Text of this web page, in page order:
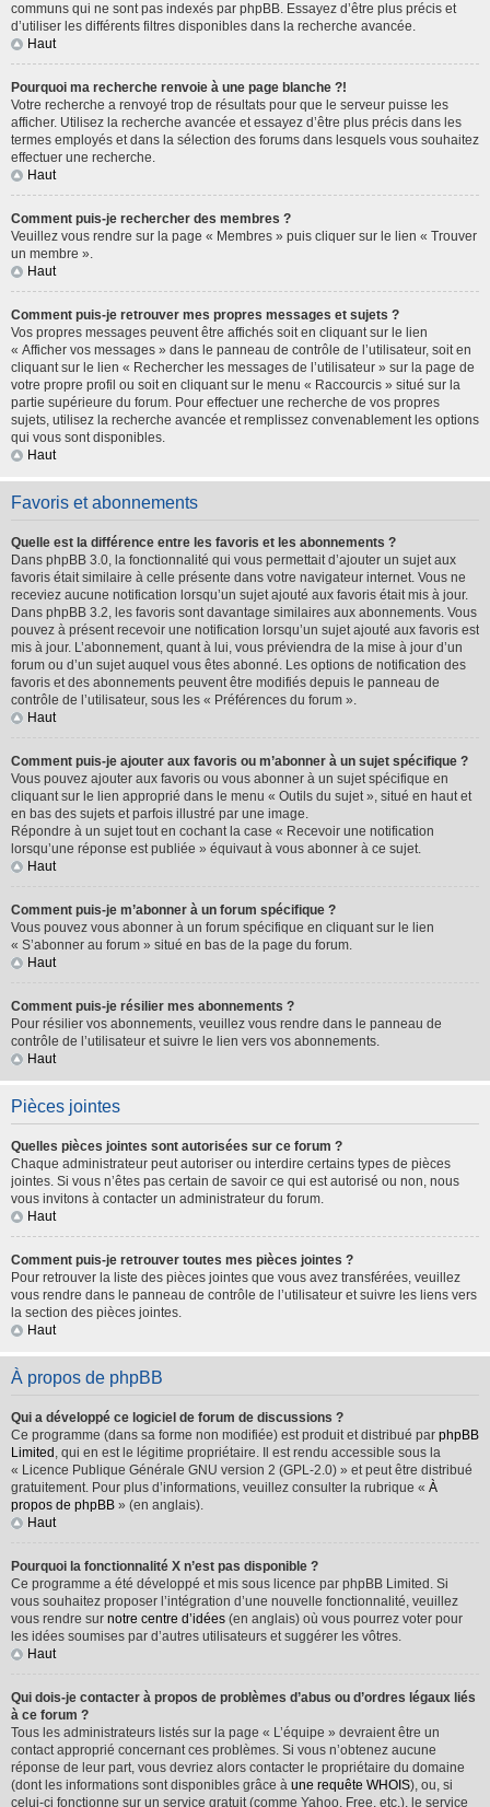
communs qui ne sont pas indexés par phpBB. Essayez d’être plus précis et
d’utiliser les différents filtres disponibles dans la recherche avancée.
Haut
Pourquoi ma recherche renvoie à une page blanche ?!
Votre recherche a renvoyé trop de résultats pour que le serveur puisse les
afficher. Utilisez la recherche avancée et essayez d’être plus précis dans les
termes employés et dans la sélection des forums dans lesquels vous souhaitez
effectuer une recherche.
Haut
Comment puis-je rechercher des membres ?
Veuillez vous rendre sur la page « Membres » puis cliquer sur le lien « Trouver
un membre ».
Haut
Comment puis-je retrouver mes propres messages et sujets ?
Vos propres messages peuvent être affichés soit en cliquant sur le lien
« Afficher vos messages » dans le panneau de contrôle de l’utilisateur, soit en
cliquant sur le lien « Rechercher les messages de l’utilisateur » sur la page de
votre propre profil ou soit en cliquant sur le menu « Raccourcis » situé sur la
partie supérieure du forum. Pour effectuer une recherche de vos propres
sujets, utilisez la recherche avancée et remplissez convenablement les options
qui vous sont disponibles.
Haut
Favoris et abonnements
Quelle est la différence entre les favoris et les abonnements ?
Dans phpBB 3.0, la fonctionnalité qui vous permettait d’ajouter un sujet aux
favoris était similaire à celle présente dans votre navigateur internet. Vous ne
receviez aucune notification lorsqu’un sujet ajouté aux favoris était mis à jour.
Dans phpBB 3.2, les favoris sont davantage similaires aux abonnements. Vous
pouvez à présent recevoir une notification lorsqu’un sujet ajouté aux favoris est
mis à jour. L’abonnement, quant à lui, vous préviendra de la mise à jour d’un
forum ou d’un sujet auquel vous êtes abonné. Les options de notification des
favoris et des abonnements peuvent être modifiés depuis le panneau de
contrôle de l’utilisateur, sous les « Préférences du forum ».
Haut
Comment puis-je ajouter aux favoris ou m’abonner à un sujet spécifique ?
Vous pouvez ajouter aux favoris ou vous abonner à un sujet spécifique en
cliquant sur le lien approprié dans le menu « Outils du sujet », situé en haut et
en bas des sujets et parfois illustré par une image.
Répondre à un sujet tout en cochant la case « Recevoir une notification
lorsqu’une réponse est publiée » équivaut à vous abonner à ce sujet.
Haut
Comment puis-je m’abonner à un forum spécifique ?
Vous pouvez vous abonner à un forum spécifique en cliquant sur le lien
« S’abonner au forum » situé en bas de la page du forum.
Haut
Comment puis-je résilier mes abonnements ?
Pour résilier vos abonnements, veuillez vous rendre dans le panneau de
contrôle de l’utilisateur et suivre le lien vers vos abonnements.
Haut
Pièces jointes
Quelles pièces jointes sont autorisées sur ce forum ?
Chaque administrateur peut autoriser ou interdire certains types de pièces
jointes. Si vous n’êtes pas certain de savoir ce qui est autorisé ou non, nous
vous invitons à contacter un administrateur du forum.
Haut
Comment puis-je retrouver toutes mes pièces jointes ?
Pour retrouver la liste des pièces jointes que vous avez transférées, veuillez
vous rendre dans le panneau de contrôle de l’utilisateur et suivre les liens vers
la section des pièces jointes.
Haut
À propos de phpBB
Qui a développé ce logiciel de forum de discussions ?
Ce programme (dans sa forme non modifiée) est produit et distribué par phpBB
Limited , qui en est le légitime propriétaire. Il est rendu accessible sous la
« Licence Publique Générale GNU version 2 (GPL-2.0) » et peut être distribué
gratuitement. Pour plus d’informations, veuillez consulter la rubrique « À
propos de phpBB » (en anglais).
Haut
Pourquoi la fonctionnalité X n’est pas disponible ?
Ce programme a été développé et mis sous licence par phpBB Limited. Si
vous souhaitez proposer l’intégration d’une nouvelle fonctionnalité, veuillez
vous rendre sur notre centre d’idées (en anglais) où vous pourrez voter pour
les idées soumises par d’autres utilisateurs et suggérer les vôtres.
Haut
Qui dois-je contacter à propos de problèmes d’abus ou d’ordres légaux liés
à ce forum ?
Tous les administrateurs listés sur la page « L’équipe » devraient être un
contact approprié concernant ces problèmes. Si vous n’obtenez aucune
réponse de leur part, vous devriez alors contacter le propriétaire du domaine
(dont les informations sont disponibles grâce à une requête WHOIS), ou, si
celui-ci fonctionne sur un service gratuit (comme Yahoo, Free, etc.), le service